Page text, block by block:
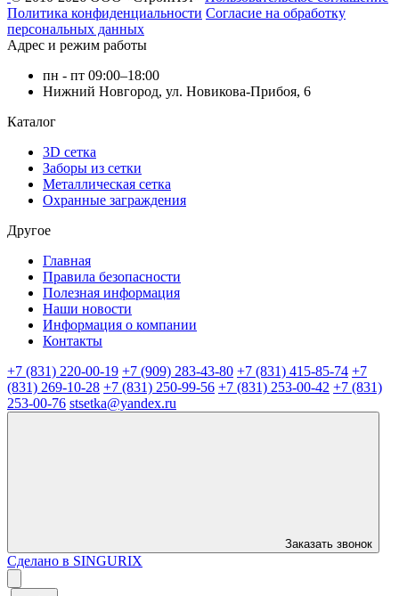
Политика конфиденциальности Согласие на обработку
персональных данных
Адрес и режим работы
пн - пт 09:00–18:00
Нижний Новгород, ул. Новикова-Прибоя, 6
Каталог
3D сетка
Заборы из сетки
Металлическая сетка
Охранные заграждения
Другое
Главная
Правила безопасности
Полезная информация
Наши новости
Информация о компании
Контакты
+7 (831) 220-00-19 +7 (909) 283-43-80 +7 (831) 415-85-74 +7
(831) 269-10-28 +7 (831) 250-99-56 +7 (831) 253-00-42 +7 (831)
253-00-76 stsetka@yandex.ru
Заказать звонок
Сделано в SINGURIX